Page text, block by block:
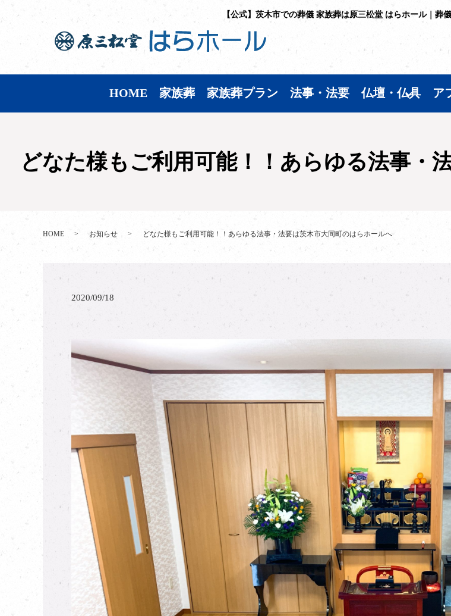
【公式】茨木市での葬儀 家族葬は原三松堂 はらホール｜葬
HOME 家族葬 家族葬プラン 法事・法要 仏壇・仏具 ア
どなた様もご利用可能！！あらゆる法事・
HOME お知らせ どなた様もご利用可能！！あらゆる法事・法要は茨木市大同町のはらホールへ
2020/09/18